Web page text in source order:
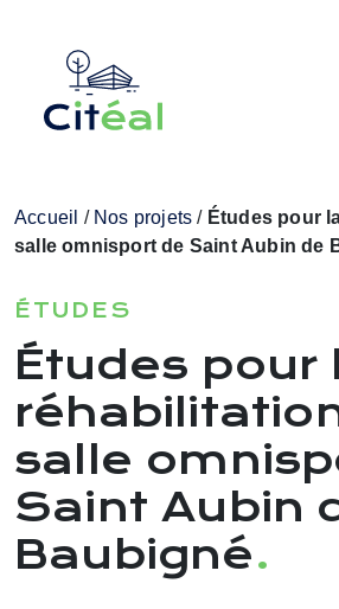
Accueil / Nos projets / Études pour
salle omnisport de Saint Aubin de
ÉTUDES
Études pour
salle
Saint Aubin
Baubigné.